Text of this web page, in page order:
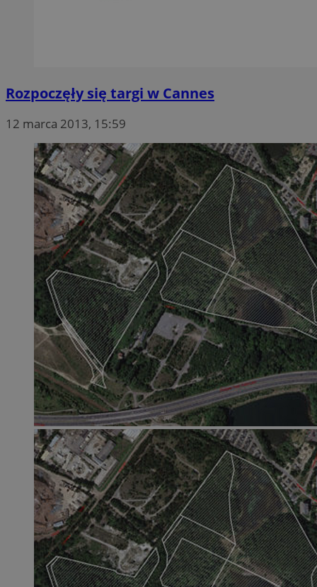
Rozpoczęły się targi w Cannes
12 marca 2013, 15:59